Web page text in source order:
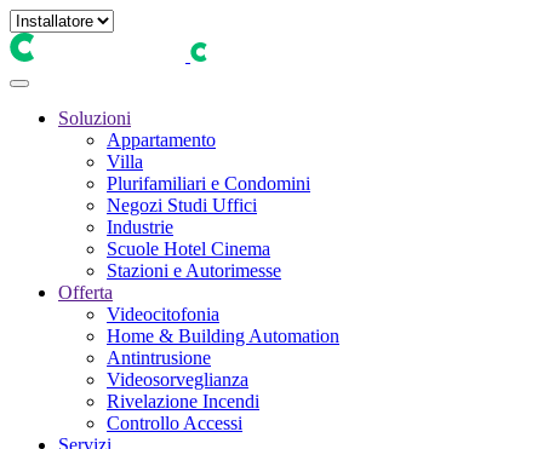
Soluzioni
Appartamento
Villa
Plurifamiliari e Condomini
Negozi Studi Uffici
Industrie
Scuole Hotel Cinema
Stazioni e Autorimesse
Offerta
Videocitofonia
Home & Building Automation
Antintrusione
Videosorveglianza
Rivelazione Incendi
Controllo Accessi
Servizi